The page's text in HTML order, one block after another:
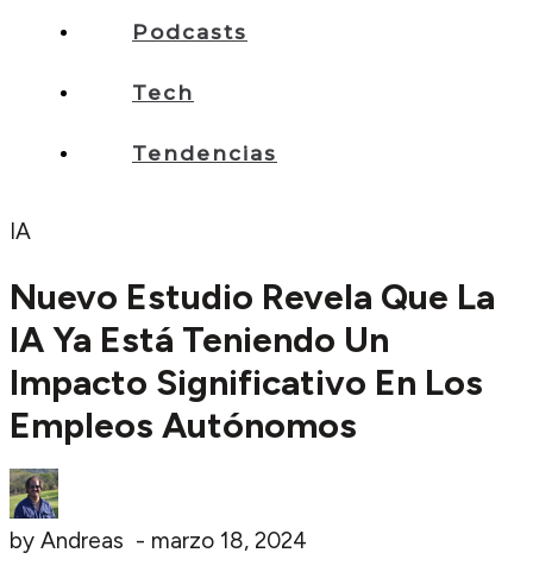
Podcasts
Tech
Tendencias
IA
Nuevo Estudio Revela Que La
IA Ya Está Teniendo Un
Impacto Significativo En Los
Empleos Autónomos
by Andreas - marzo 18, 2024